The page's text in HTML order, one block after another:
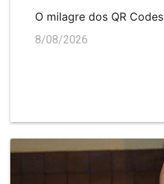
O milagre dos QR Codes
8/08/2026